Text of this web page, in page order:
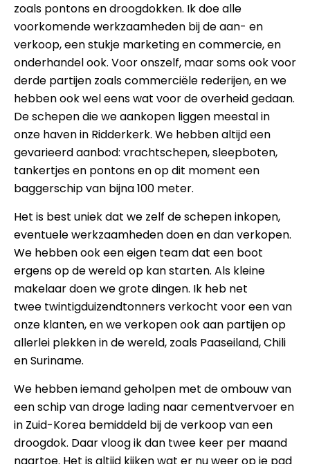
zoals pontons en droogdokken. Ik doe alle
voorkomende werkzaamheden bij de aan- en
verkoop, een stukje marketing en commercie, en
onderhandel ook. Voor onszelf, maar soms ook voor
derde partijen zoals commerciële rederijen, en we
hebben ook wel eens wat voor de overheid gedaan.
De schepen die we aankopen liggen meestal in
onze haven in Ridderkerk. We hebben altijd een
gevarieerd aanbod: vrachtschepen, sleepboten,
tankertjes en pontons en op dit moment een
baggerschip van bijna 100 meter.
Het is best uniek dat we zelf de schepen inkopen,
eventuele werkzaamheden doen en dan verkopen.
We hebben ook een eigen team dat een boot
ergens op de wereld op kan starten. Als kleine
makelaar doen we grote dingen. Ik heb net
twee twintigduizendtonners verkocht voor een van
onze klanten, en we verkopen ook aan partijen op
allerlei plekken in de wereld, zoals Paaseiland, Chili
en Suriname.
We hebben iemand geholpen met de ombouw van
een schip van droge lading naar cementvervoer en
in Zuid-Korea bemiddeld bij de verkoop van een
droogdok. Daar vloog ik dan twee keer per maand